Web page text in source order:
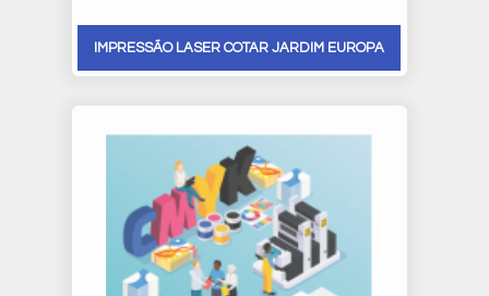
IMPRESSÃO LASER COTAR JARDIM EUROPA